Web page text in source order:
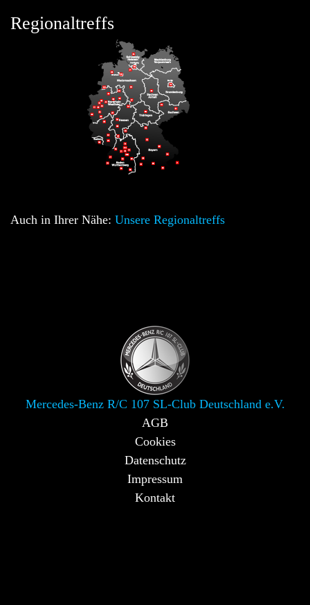
Regionaltreffs
Auch in Ihrer Nähe: Unsere Regionaltreffs
Mercedes-Benz R/C 107 SL-Club Deutschland e.V.
AGB
Cookies
Datenschutz
Impressum
Kontakt